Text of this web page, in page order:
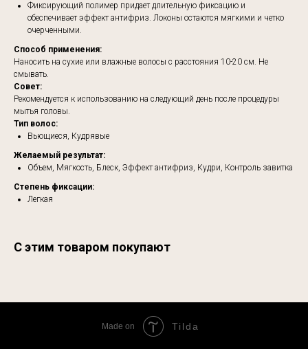
Фиксирующий полимер придает длительную фиксацию и
обеспечивает эффект антифриз. Локоны остаются мягкими и четко
очерченными.
Способ применения:
Наносить на сухие или влажные волосы с расстояния 10-20 см. Не
смывать.
Совет:
Рекомендуется к использованию на следующий день после процедуры
мытья головы.
Тип волос:
Вьющиеся, Кудрявые
Желаемый результат:
Объем, Мягкость, Блеск, Эффект антифриз, Кудри, Контроль завитка
Степень фиксации:
Легкая
С этим товаром покупают
Made on Tilda